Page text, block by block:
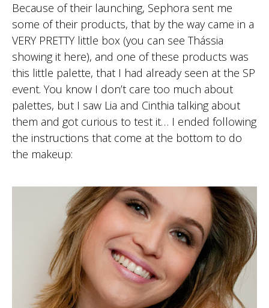
Because of their launching, Sephora sent me
some of their products, that by the way came in a
VERY PRETTY little box (you can see Thássia
showing it here), and one of these products was
this little palette, that I had already seen at the SP
event. You know I don’t care too much about
palettes, but I saw Lia and Cinthia talking about
them and got curious to test it… I ended following
the instructions that come at the bottom to do
the makeup: